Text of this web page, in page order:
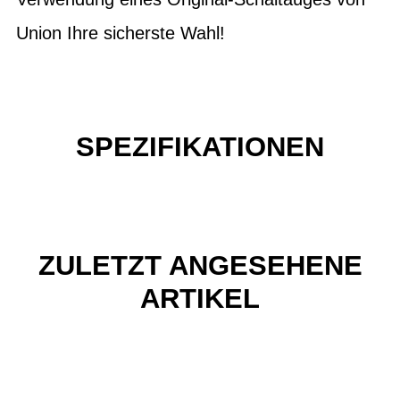
Union Ihre sicherste Wahl!
SPEZIFIKATIONEN
ZULETZT ANGESEHENE
ARTIKEL